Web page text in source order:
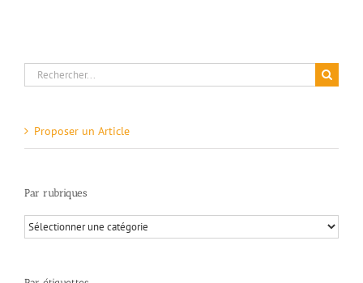
Rechercher:
Proposer un Article
Par rubriques
Par
rubriques